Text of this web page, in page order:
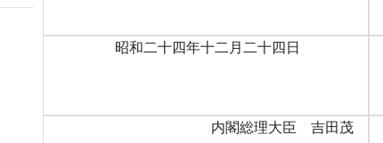
昭和二十四年十二月二十四日
内閣総理大臣 吉田茂